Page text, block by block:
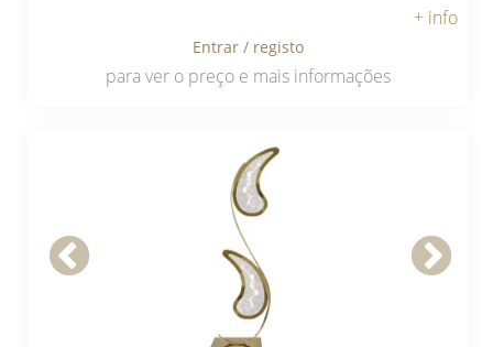
+ info
Entrar / registo
para ver o preço e mais informações